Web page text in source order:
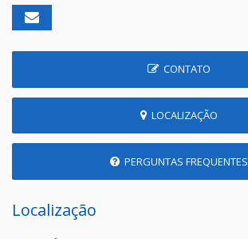
CONTATO
LOCALIZAÇÃO
PERGUNTAS FREQUENTES
Localização